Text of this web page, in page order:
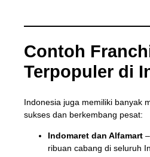
Contoh
Terpopuler di
Indonesia juga memiliki banyak
sukses dan berkembang pesat:
Indomaret dan Alfamart–
ribuan cabang di seluruh